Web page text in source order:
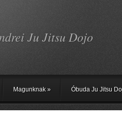
Ju Jitsu Dojo
Magunknak» Óbuda Ju Jitsu